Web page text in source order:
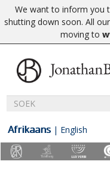
We want to inform you
shutting down soon. All
moving to
Afrikaans | English